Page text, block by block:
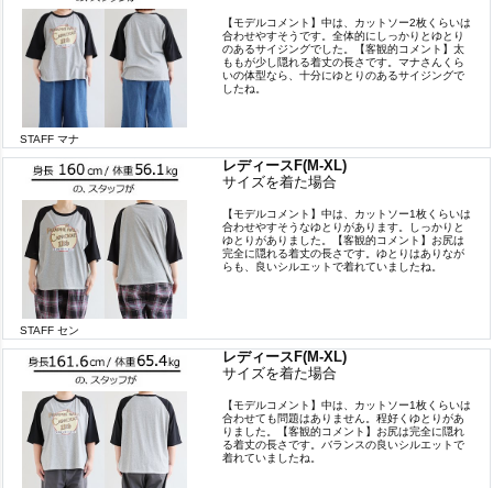
STAFF マナ
【モデルコメント】中は、カットソー2枚くらいは
合わせやすそうです。全体的にしっかりとゆとり
のあるサイジングでした。【客観的コメント】太
ももが少し隠れる着丈の長さです。マナさんくら
いの体型なら、十分にゆとりのあるサイジングで
したね。
レディースF(M-XL)
サイズを着た場合
STAFF セン
【モデルコメント】中は、カットソー1枚くらいは
合わせやすそうなゆとりがあります。しっかりと
ゆとりがありました。【客観的コメント】お尻は
完全に隠れる着丈の長さです。ゆとりはありなが
らも、良いシルエットで着れていましたね。
レディースF(M-XL)
サイズを着た場合
【モデルコメント】中は、カットソー1枚くらいは
合わせても問題はありません。程好くゆとりがあ
りました。【客観的コメント】お尻は完全に隠れ
る着丈の長さです。バランスの良いシルエットで
着れていましたね。